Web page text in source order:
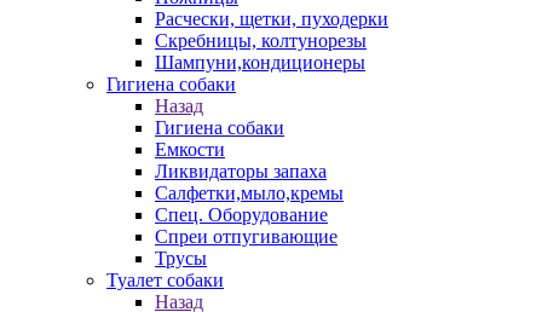
Расчески, щетки, пуходерки
Скребницы, колтунорезы
Шампуни,кондиционеры
Гигиена собаки
Назад
Гигиена собаки
Емкости
Ликвидаторы запаха
Салфетки,мыло,кремы
Спец. Оборудование
Спреи отпугивающие
Трусы
Туалет собаки
Назад